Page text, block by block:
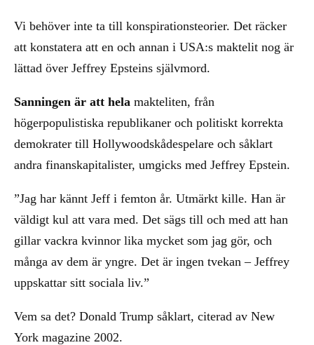
Vi behöver inte ta till konspirationsteorier. Det räcker
att konstatera att en och annan i USA:s maktelit nog är
lättad över Jeffrey Epsteins självmord.
Sanningen är att hela makteliten, från
högerpopulistiska republikaner och politiskt korrekta
demokrater till Hollywoodskådespelare och såklart
andra finanskapitalister, umgicks med Jeffrey Epstein.
”Jag har kännt Jeff i femton år. Utmärkt kille. Han är
väldigt kul att vara med. Det sägs till och med att han
gillar vackra kvinnor lika mycket som jag gör, och
många av dem är yngre. Det är ingen tvekan – Jeffrey
uppskattar sitt sociala liv.”
Vem sa det? Donald Trump såklart, citerad av New
York magazine 2002.